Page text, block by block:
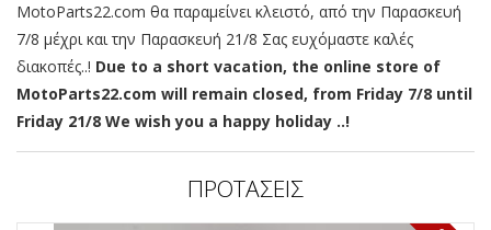
MotoParts22.com θα παραμείνει κλειστό, από την Παρασκευή
7/8 μέχρι και την Παρασκευή 21/8 Σας ευχόμαστε καλές
διακοπές..! Due to a short vacation, the online store of
MotoParts22.com will remain closed, from Friday 7/8 until
Friday 21/8 We wish you a happy holiday ..!
ΠΡΟΤΑΣΕΙΣ